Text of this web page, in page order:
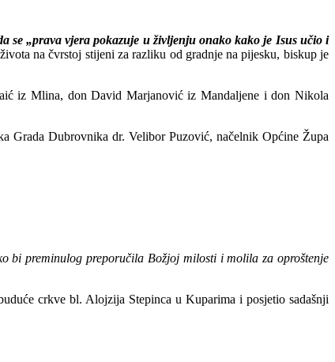
se „prava vjera pokazuje u življenju onako kako je Isus učio i
na čvrstoj stijeni za razliku od gradnje na pijesku, biskup je
iz Mlina, don David Marjanović iz Mandaljene i don Nikola
Grada Dubrovnika dr. Velibor Puzović, načelnik Općine Župa
bi preminulog preporučila Božjoj milosti i molila za oproštenje
crkve bl. Alojzija Stepinca u Kuparima i posjetio sadašnji